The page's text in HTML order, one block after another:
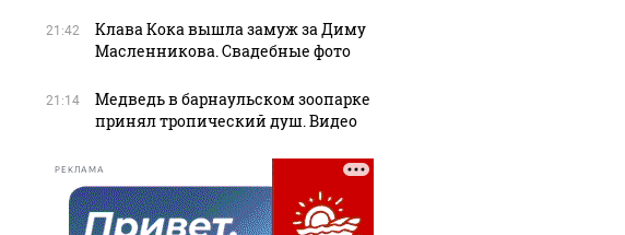
21:42
Клава Кока вышла замуж за Диму
Масленникова. Свадебные фото
21:14
Медведь в барнаульском зоопарке
принял тропический душ. Видео
РЕКЛАМА